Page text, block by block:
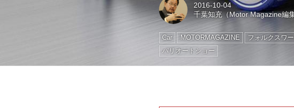
2016-10-04
千葉知充（Motor Magazine編
Car MOTORMAGAZINE フォルクスワ
パリオートショー